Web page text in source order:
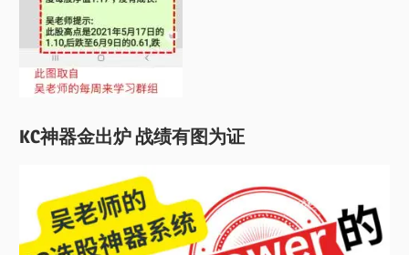
KC神器金出炉 战绩有图为证